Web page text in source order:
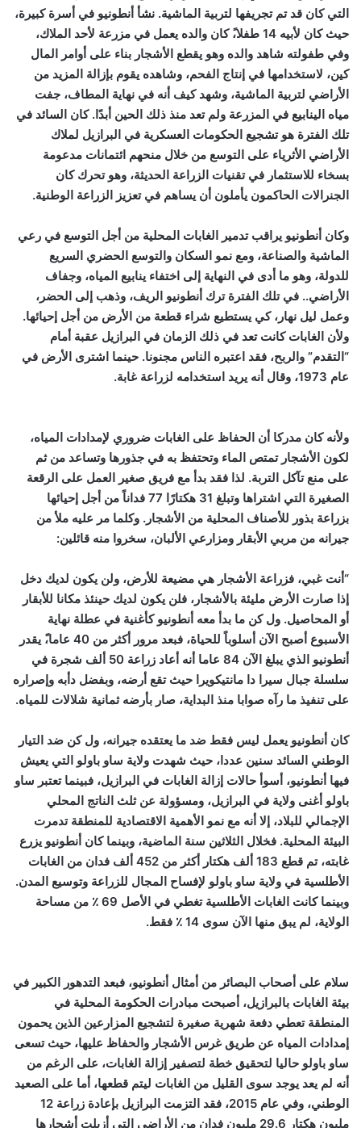
التي كان قد تم تجريفها لتربية الماشية. نشأ أنطونيو في أسرة كبيرة،
حيث كان لأبيه 14 طفلا،ً كان والده يعمل في مزرعة لأحد الملاك،
وفي طفولته شاهد والده وهو يقطع الأشجار بناء على أوامر المال
كين، لاستخدامها في إنتاج الفحم، وشاهده يقوم بإزالة المزيد من
الأراضي لتربية الماشية، وشهد كيف أنه في نهاية المطاف، جفت
مياه الينابيع في المزرعة ولم تعد منذ ذلك الحين أبدًا. كان السائد في
تلك الفترة هو تشجيع الحكومات العسكرية في البرازيل لملاك
الأراضي الأثرياء على التوسع من خلال منحهم ائتمانات مدعومة
بسخاء للاستثمار في تقنيات الزراعة الحديثة، وهو تحرك كان
الجنرالات الحاكمون يأملون أن يساهم في تعزيز الزراعة الوطنية.
وكان أنطونيو يراقب تدمير الغابات المحلية من أجل التوسع في رعي
الماشية والصناعة، ومع نمو السكان والتوسع الحضري السريع
للدولة، وهو ما أدى في النهاية إلى اختفاء ينابيع المياه، وجفاف
الأراضي.. في تلك الفترة ترك أنطونيو الريف، وذهب إلى الحضر،
وعمل ليل نهار، كي يستطيع شراء قطعة من الأرض من أجل إحيائها.
ولأن الغابات كانت تعد في ذلك الزمان في البرازيل عقبة أمام
“التقدم” والربح، فقد اعتبره الناس مجنونا. حينما اشترى الأرض في
عام 1973، وقال أنه يريد استخدامه لزراعة غابة.
ولأنه كان مدركا أن الحفاظ على الغابات ضروري لإمدادات المياه،
لكون الأشجار تمتص الماء وتحتفظ به في جذورها وتساعد من ثم
على منع تآكل التربة. لذا فقد بدأ مع فريق صغير العمل على الرقعة
الصغيرة التي اشتراها وتبلغ 31 هكتارًا 77 فداناً من أجل إحيائها
بزراعة بذور للأصناف المحلية من الأشجار. وكلما مر عليه ملأ من
جيرانه من مربي الأبقار ومزارعي الألبان، سخروا منه قائلين:
“أنت غبي، فزراعة الأشجار هي مضيعة للأرض، ولن يكون لديك دخل
إذا صارت الأرض مليئة بالأشجار، فلن يكون لديك حينئذ مكانا للأبقار
أو المحاصيل. ول كن ما بدأ معه أنطونيو كأغنية في عطلة نهاية
الأسبوع أصبح الآن أسلوباً للحياة، فبعد مرور أكثر من 40 عاما،ً يقدر
أنطونيو الذي يبلغ الآن 84 عاما أنه أعاد زراعة 50 ألف شجرة في
سلسلة جبال سيرا دا مانتيكويرا حيث تقع أرضه، وبفضل دأبه وإصراره
على تنفيذ ما رآه صوابا منذ البداية، صار بأرضه ثمانية شلالات للمياه.
كان أنطونيو يعمل ليس فقط ضد ما يعتقده جيرانه، ول كن ضد التيار
الوطني السائد سنين عددا، حيث شهدت ولاية ساو باولو التي يعيش
فيها أنطونيو، أسوأ حالات إزالة الغابات في البرازيل، فبينما تعتبر ساو
باولو أغنى ولاية في البرازيل، ومسؤولة عن ثلث الناتج المحلي
الإجمالي للبلاد، إلا أنه مع نمو الأهمية الاقتصادية للمنطقة تدمرت
البيئة المحلية. فخلال الثلاثين سنة الماضية، وبينما كان أنطونيو يزرع
غابته، تم قطع 183 ألف هكتار أكثر من 452 ألف فدان من الغابات
الأطلسية في ولاية ساو باولو لإفساح المجال للزراعة وتوسيع المدن.
وبينما كانت الغابات الأطلسية تغطي في الأصل 69 ٪ من مساحة
الولاية، لم يبق منها الآن سوى 14 ٪ فقط.
سلام على أصحاب البصائر من أمثال أنطونيو، فبعد التدهور الكبير في
بيئة الغابات بالبرازيل، أصبحت مبادرات الحكومة المحلية في
المنطقة تعطي دفعة شهرية صغيرة لتشجيع المزارعين الذين يحمون
إمدادات المياه عن طريق غرس الأشجار والحفاظ عليها، حيث تسعى
ساو باولو حاليا لتحقيق خطة لتصفير إزالة الغابات، على الرغم من
أنه لم يعد يوجد سوى القليل من الغابات ليتم قطعها، أما على الصعيد
الوطني، وفي عام 2015، فقد التزمت البرازيل بإعادة زراعة 12
مليون هكتار 29.6 مليون فدان من الأراضي التي أزيلت أشجارها